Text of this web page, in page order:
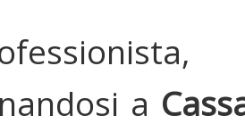
a